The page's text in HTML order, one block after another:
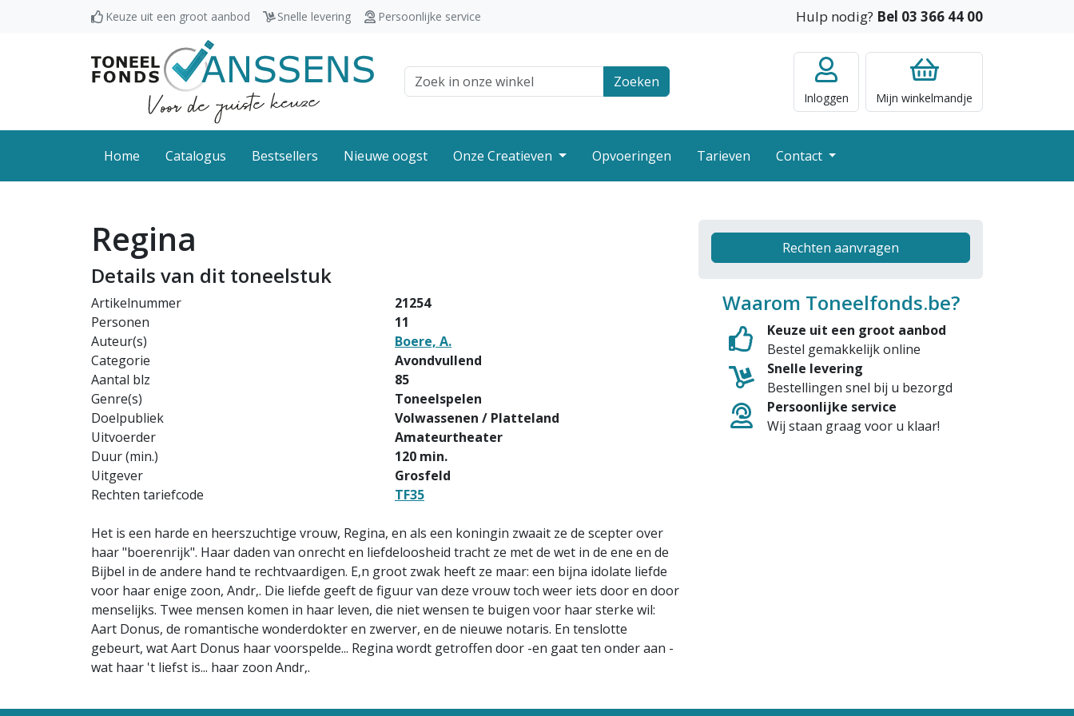
Keuze uit een groot aanbod Snelle levering Persoonlijke service Hulp nodig? Bel 03 366 44 00
Zoek veld Zoeken
Inloggen Mijn winkelmandje
Home Catalogus Bestsellers Nieuwe oogst Onze Creatieven Opvoeringen Tarieven Contact
Regina
Details van dit toneelstuk
Artikelnummer
21254
Personen
11
Auteur(s)
Boere, A.
Categorie
Avondvullend
Aantal blz
85
Genre(s)
Toneelspelen
Doelpubliek
Volwassenen / Platteland
Uitvoerder
Amateurtheater
Duur (min.)
120 min.
Uitgever
Grosfeld
Rechten tariefcode
TF35
Het is een harde en heerszuchtige vrouw, Regina, en als een koningin zwaait ze de scepter over
haar "boerenrijk". Haar daden van onrecht en liefdeloosheid tracht ze met de wet in de ene en de
Bijbel in de andere hand te rechtvaardigen. E‚n groot zwak heeft ze maar: een bijna idolate liefde
voor haar enige zoon, Andr‚. Die liefde geeft de figuur van deze vrouw toch weer iets door en door
menselijks. Twee mensen komen in haar leven, die niet wensen te buigen voor haar sterke wil:
Aart Donus, de romantische wonderdokter en zwerver, en de nieuwe notaris. En tenslotte
gebeurt, wat Aart Donus haar voorspelde... Regina wordt getroffen door -en gaat ten onder aan -
wat haar 't liefst is... haar zoon Andr‚.
Rechten aanvragen
Waarom Toneelfonds.be?
Keuze uit een groot aanbod
Bestel gemakkelijk online
Snelle levering
Bestellingen snel bij u bezorgd
Persoonlijke service
Wij staan graag voor u klaar!